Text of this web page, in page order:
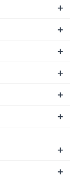
+
+
+
+
+
+
+
+